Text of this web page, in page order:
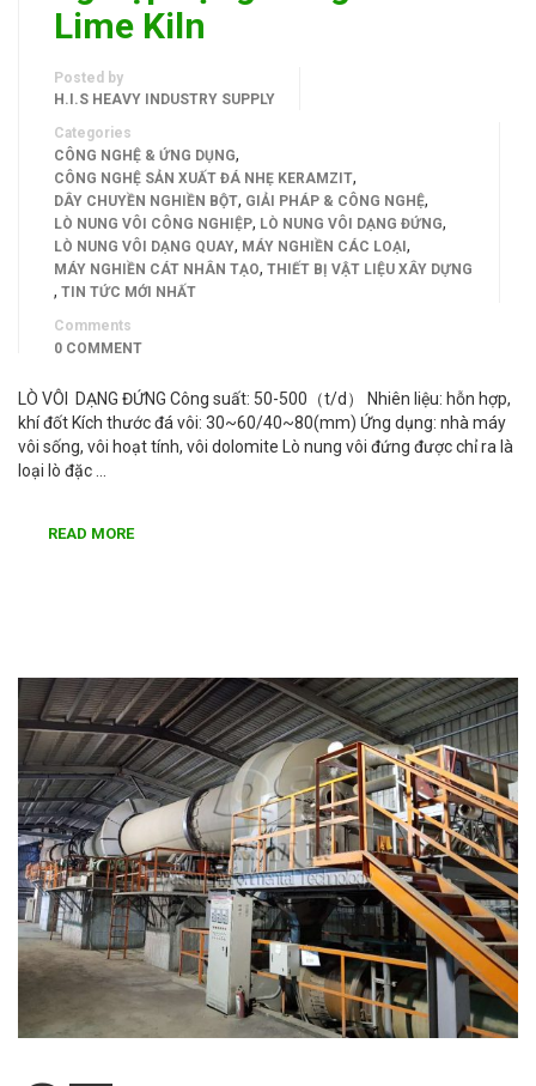
Lime Kiln
Posted by
H.I.S HEAVY INDUSTRY SUPPLY
Categories
CÔNG NGHỆ & ỨNG DỤNG,
CÔNG NGHỆ SẢN XUẤT ĐÁ NHẸ KERAMZIT,
DÂY CHUYỀN NGHIỀN BỘT, GIẢI PHÁP & CÔNG NGHỆ,
LÒ NUNG VÔI CÔNG NGHIỆP, LÒ NUNG VÔI DẠNG ĐỨNG,
LÒ NUNG VÔI DẠNG QUAY, MÁY NGHIỀN CÁC LOẠI ,
MÁY NGHIỀN CÁT NHÂN TẠO, THIẾT BỊ VẬT LIỆU XÂY DỰNG
, TIN TỨC MỚI NHẤT
Comments
0 COMMENT
LÒ VÔI DẠNG ĐỨNG Công suất: 50-500（t/d） Nhiên liệu: hỗn hợp,
khí đốt Kích thước đá vôi: 30~60/40~80(mm) Ứng dụng: nhà máy
vôi sống, vôi hoạt tính, vôi dolomite Lò nung vôi đứng được chỉ ra là
loại lò đặc …
READ MORE